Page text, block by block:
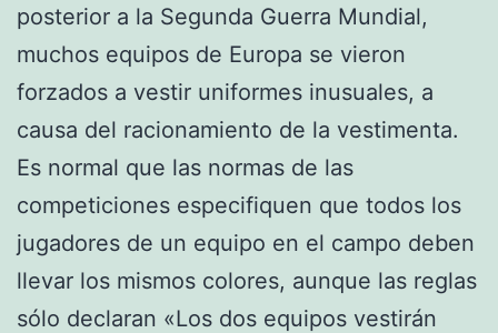
posterior a la Segunda Guerra Mundial,
muchos equipos de Europa se vieron
forzados a vestir uniformes inusuales, a
causa del racionamiento de la vestimenta.
Es normal que las normas de las
competiciones especifiquen que todos los
jugadores de un equipo en el campo deben
llevar los mismos colores, aunque las reglas
sólo declaran «Los dos equipos vestirán